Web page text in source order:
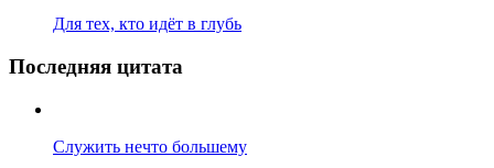
Для тех, кто идёт в глубь
Последняя цитата
Служить нечто большему